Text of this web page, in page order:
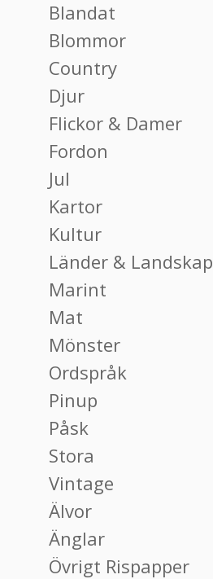
Blandat
Blommor
Country
Djur
Flickor & Damer
Fordon
Jul
Kartor
Kultur
Länder & Landskap
Marint
Mat
Mönster
Ordspråk
Pinup
Påsk
Stora
Vintage
Älvor
Änglar
Övrigt Rispapper